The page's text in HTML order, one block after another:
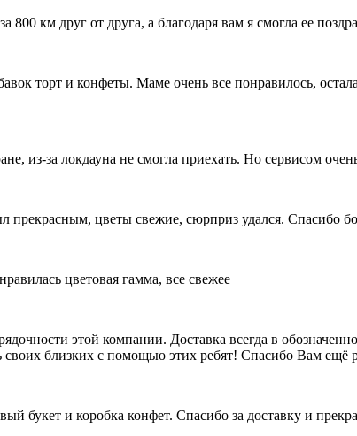
км друг от друга, а благодаря вам я смогла ее
торт и конфеты. Маме очень все понравилось,
из-за локдауна не смогла приехать. Но сервисом
прекрасным, цветы свежие, сюрприз удался. Спасибо
цветовая гамма, все свежее
этой компании. Доставка всегда в
близких с помощью этих ребят! Спасибо Вам ещё
букет и коробка конфет. Спасибо за доставку и